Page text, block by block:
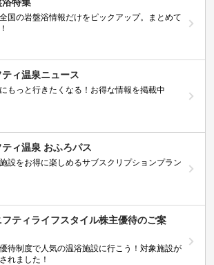
国の岩盤浴情報だけをピックアップ。まとめて
ティ温泉ニュース
もっと行きたくなる！お得な情報を掲載中
ティ温泉 おふろパス
設をお得に楽しめるサブスクリプションプラン
フティライフスタイル株主優待のご案
待制度で人気の温浴施設に行こう！対象施設が
れました！